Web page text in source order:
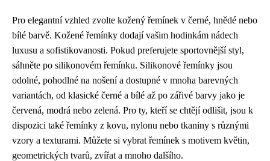
Pro elegantní vzhled zvolte kožený řemínek v černé, hnědé nebo
bílé barvě. Kožené řemínky dodají vašim hodinkám nádech
luxusu a sofistikovanosti. Pokud preferujete sportovnější styl,
sáhněte po silikonovém řemínku. Silikonové řemínky jsou
odolné, pohodlné na nošení a dostupné v mnoha barevných
variantách, od klasické černé a bílé až po zářivé barvy jako je
červená, modrá nebo zelená. Pro ty, kteří se chtějí odlišit, jsou k
dispozici také řemínky z kovu, nylonu nebo tkaniny s různými
vzory a texturami. Můžete si vybrat řemínek s motivem květin,
geometrických tvarů, zvířat a mnoho dalšího.